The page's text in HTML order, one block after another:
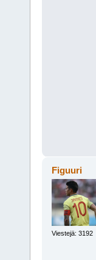
Figuuri
Viestejä: 3192